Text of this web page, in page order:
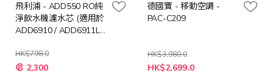
飛利浦 - ADD550 RO純
淨飲水機濾水芯 (適用於
ADD6910 / ADD6911L /
HK$798.0
特
殊 2,300
德國寶 - 移動空調 -
PAC-C209
HK$3,980.0
特
殊
HK$2,699.0